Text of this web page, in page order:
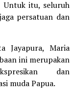
Untuk itu, seluruh
persatuan dan
Jayapura, Maria
ini merupakan
dan
muda Papua.